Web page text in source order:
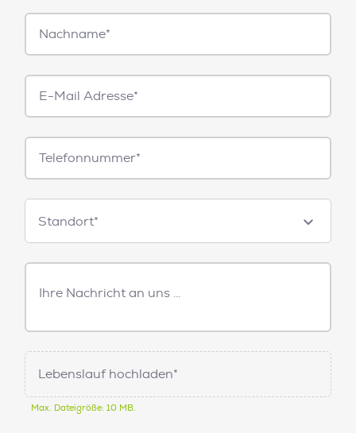
Nachname*
E-
Mail*
Telefonnummer
Standorte
Standort*
Freitext
Nachricht
Lebenslauf hochladen*
Max. Dateigröße: 10 MB.